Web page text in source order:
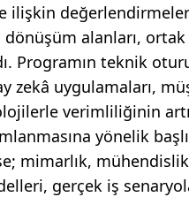
ilişkin
alanları,
Programın teknik
zekâ uygulamaları,
verimliliğinin
yönelik
mimarlık,
gerçek iş